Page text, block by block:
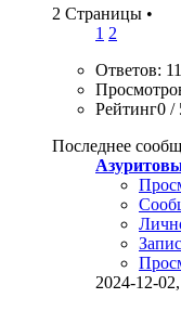
2 Страницы •
1 2
Ответов: 11
Рейтинг0 /
Последнее
2024-12-02,